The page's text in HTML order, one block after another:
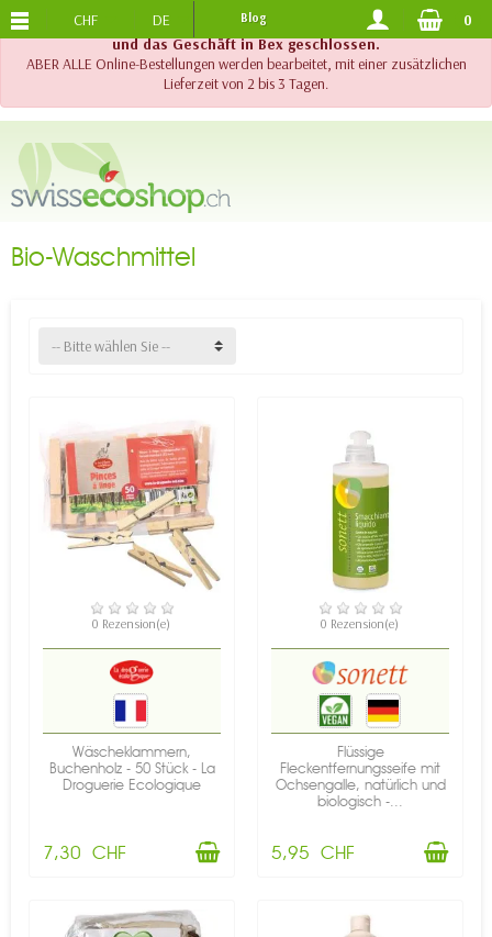
!! Wichtig !! Bis am 20. August 2026 sind der Telefonsupport
und das Geschäft in Bex geschlossen.
ABER ALLE Online-Bestellungen werden bearbeitet, mit einer zusätzlichen
Lieferzeit von 2 bis 3 Tagen.
KOSTENLOSER VERSAND AB 120.-
CHF DE Blog 0
Bio-Waschmittel
-- Bitte wählen Sie --
VERFÜGBAR
0 Rezension(e)
Wäscheklammern,
Buchenholz - 50 Stück - La
Droguerie Ecologique
7,30 CHF
VERFÜGBAR
0 Rezension(e)
Flüssige
Fleckentfernungsseife mit
Ochsengalle, natürlich und
biologisch -...
5,95 CHF